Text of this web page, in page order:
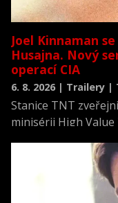
Joel Kinnaman
Husajna. Nový
operací CIA
6. 8. 2026 | Trailery |
Stanice TNT
minisérii High
novodobých dějin.